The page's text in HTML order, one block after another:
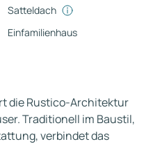
Satteldach
Einfamilienhaus
die Rustico-Architektur
Traditionell im Baustil,
verbindet das